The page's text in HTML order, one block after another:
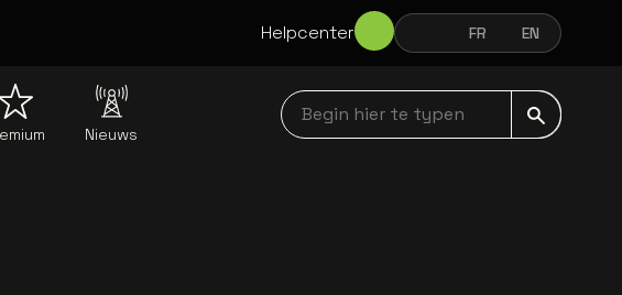
Helpcenter NEDERLANDSFRANÇAIS
FR ENGLISH
EN
Nieuws
Begin hier te typen navbar